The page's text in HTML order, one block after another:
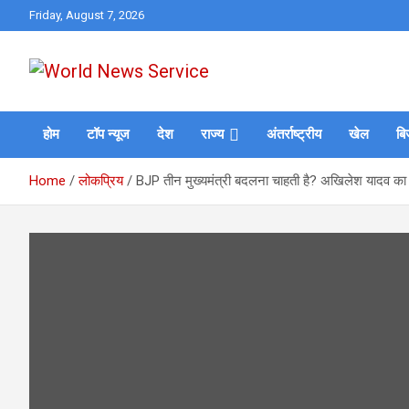
to
Friday, August 7, 2026
World News Service
होम टॉप न्यूज देश राज्य अंतर्राष्ट्रीय खेल
Home लोकप्रिय BJP तीन मुख्यमंत्री बदलना चाहती है? अखिलेश यादव